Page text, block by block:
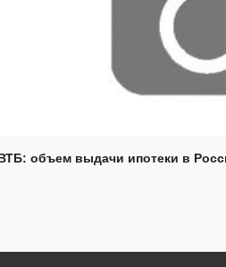
объем выдачи ипотеки в